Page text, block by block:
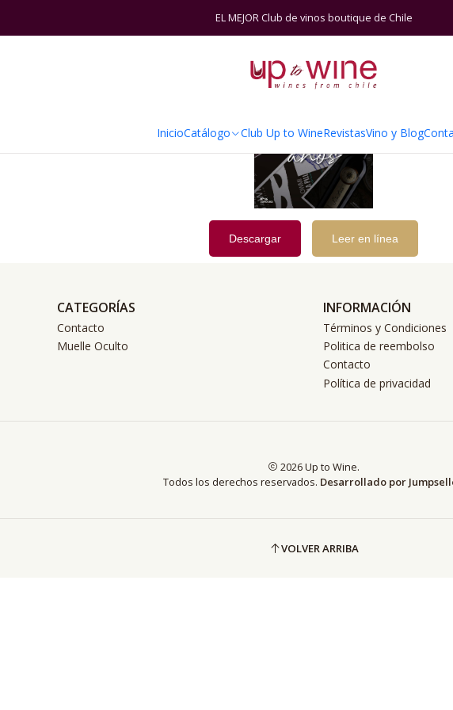
InicioCatálogo Club Up to WineRevistasVino y Blog
EL MEJOR Club de vinos boutique de Chile
Inicio Junio 2021
Descargar Leer en línea
CATEGORÍAS
Contacto
Muelle Oculto
INFORMACIÓN
Términos y Condiciones
Politica de reembolso
Contacto
Política de privacidad
2026 Up to Wine.
Todos los derechos reservados. Desarrollado por
VOLVER ARRIBA